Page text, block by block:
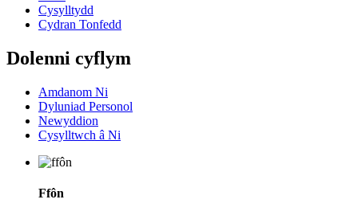
Cysylltydd
Cydran Tonfedd
Dolenni cyflym
Amdanom Ni
Dyluniad Personol
Newyddion
Cysylltwch â Ni
Ffôn